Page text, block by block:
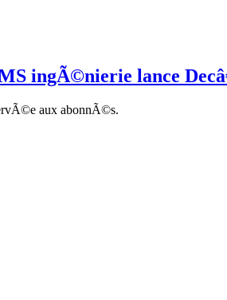
ingÃ©nierie lance
aux abonnÃ©s.